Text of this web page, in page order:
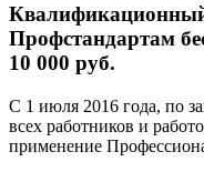
Квалификационный
Профстандартам
10 000 руб.
С 1 июля 2016 года, по
всех работников и
применение